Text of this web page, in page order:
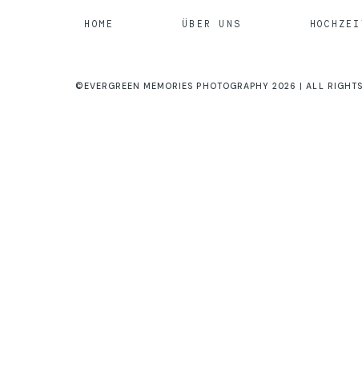
HOME ÜBER UNS
©EVERGREEN MEMORIES PHOTOGRAPHY 2026 | ALL RIGHTS